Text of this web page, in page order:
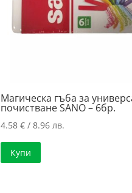
Магическа гъба за
почистване SANO – 6бр.
4.58 €/ 8.96 лв.
Купи